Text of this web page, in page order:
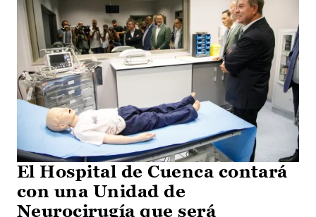
El Hospital de Cuenca contará
con una Unidad de
Neurocirugía que será